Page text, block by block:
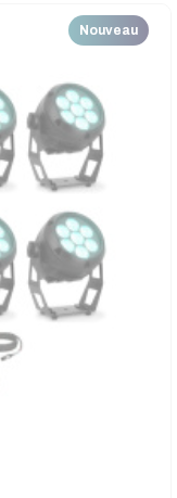
Nouveau